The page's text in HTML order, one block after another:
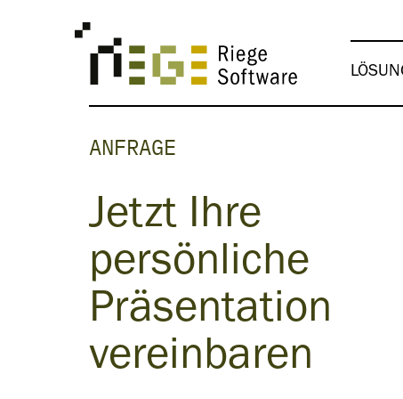
ANFRAGE
Jetzt Ihre
persönliche
Präsentation
vereinbaren